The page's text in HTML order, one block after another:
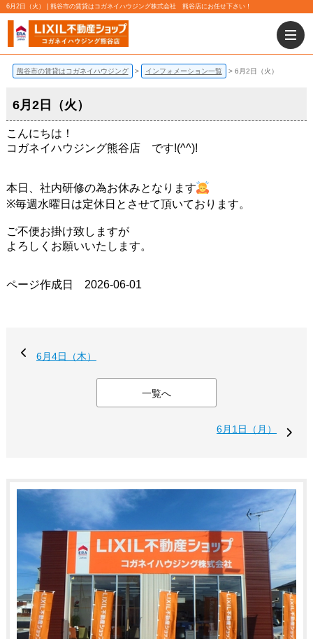
6月2日（火） | 熊谷市の賃貸はコガネイハウジング株式会社 熊谷店にお任せ下さい！
熊谷市の賃貸はコガネイハウジング インフォメーション一覧 6月2日（火）
6月2日（火）
こんにちは！
コガネイハウジング熊谷店 です!(^^)!
本日、社内研修の為お休みとなります
※毎週水曜日は定休日とさせて頂いております。
ご不便お掛け致しますが
よろしくお願いいたします。
ページ作成日 2026-06-01
6月4日（木）
一覧へ
6月1日（月）